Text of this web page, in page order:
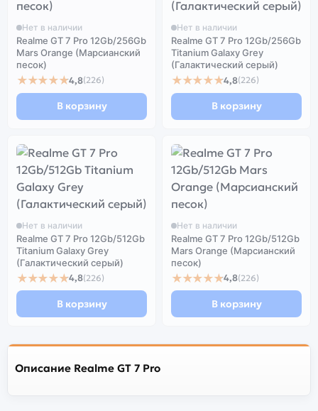
Нет в наличии
Realme GT 7 Pro 12Gb/256Gb
Mars Orange (Марсианский
песок)
★★★★★4,8(226)
В корзину
Нет в наличии
Realme GT 7 Pro 12Gb/256Gb
Titanium Galaxy Grey
(Галактический серый)
★★★★★4,8(226)
В корзину
Нет в наличии
Realme GT 7 Pro 12Gb/512Gb
Titanium Galaxy Grey
(Галактический серый)
★★★★★4,8(226)
В корзину
Нет в наличии
Realme GT 7 Pro 12Gb/512Gb
Mars Orange (Марсианский
песок)
★★★★★4,8(226)
В корзину
Описание Realme GT 7 Pro